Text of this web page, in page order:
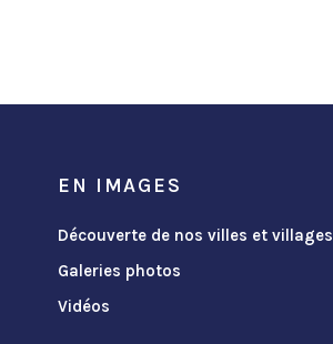
EN IMAGES
Découverte de nos villes et villages
Galeries photos
Vidéos